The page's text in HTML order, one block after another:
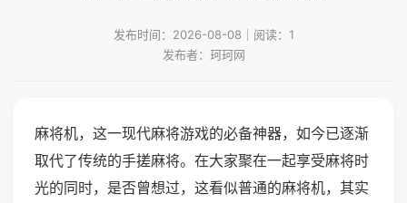
发布时间：2026-08-08｜阅读：1
发布者：珂珂网
麻将机，这一现代麻将游戏的必备神器，如今已逐渐
取代了传统的手搓麻将。在大家聚在一起享受麻将时
光的同时，是否曾想过，这看似普通的麻将机，其实